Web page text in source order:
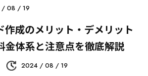
/ 08 / 19
成のメリット・デメリット
金体系と注意点を徹底解説
2024 / 08 / 19